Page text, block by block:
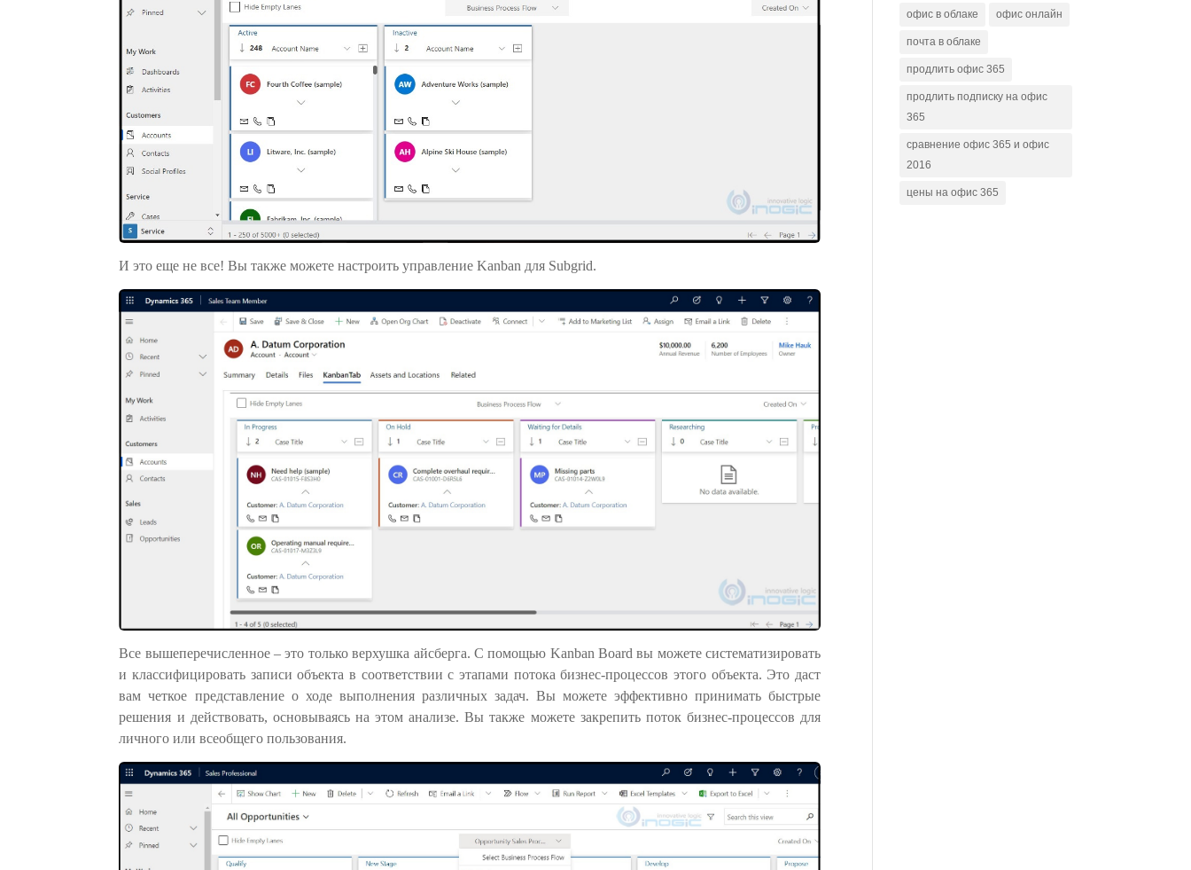
И это еще не все! Вы также можете настроить управление Kanban для Subgrid.
Все вышеперечисленное – это только верхушка айсберга. С помощью Kanban Board вы можете систематизировать
и классифицировать записи объекта в соответствии с этапами потока бизнес-процессов этого объекта. Это даст
вам четкое представление о ходе выполнения различных задач. Вы можете эффективно принимать быстрые
решения и действовать, основываясь на этом анализе. Вы также можете закрепить поток бизнес-процессов для
личного или всеобщего пользования.
офис в облаке офис онлайн
почта в облаке
продлить офис 365
продлить подписку на офис
365
сравнение офис 365 и офис
2016
цены на офис 365